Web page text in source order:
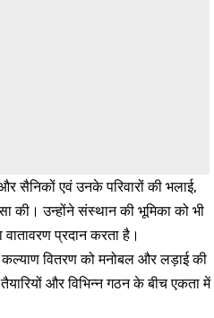
सैनिकों एवं उनके परिवारों की भलाई,
की। उन्होंने संस्थान की भूमिका को भी
प्रदान करता है।
वितरण को मनोबल और लड़ाई की
और विभिन्न गठन के बीच एकता में